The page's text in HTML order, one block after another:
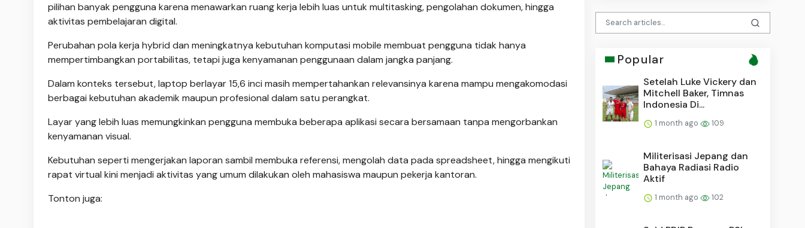
pilihan banyak pengguna karena menawarkan ruang kerja lebih luas untuk multitasking, pengolahan dokumen, hingga
aktivitas pembelajaran digital.
Perubahan pola kerja hybrid dan meningkatnya kebutuhan komputasi mobile membuat pengguna tidak hanya
mempertimbangkan portabilitas, tetapi juga kenyamanan penggunaan dalam jangka panjang.
Dalam konteks tersebut, laptop berlayar 15,6 inci masih mempertahankan relevansinya karena mampu mengakomodasi
berbagai kebutuhan akademik maupun profesional dalam satu perangkat.
Layar yang lebih luas memungkinkan pengguna membuka beberapa aplikasi secara bersamaan tanpa mengorbankan
kenyamanan visual.
Kebutuhan seperti mengerjakan laporan sambil membuka referensi, mengolah data pada spreadsheet, hingga mengikuti
rapat virtual kini menjadi aktivitas yang umum dilakukan oleh mahasiswa maupun pekerja kantoran.
Tonton juga:
Popular
Setelah Luke Vickery dan
Mitchell Baker, Timnas
Indonesia Di...
1 month ago 109
Militerisasi Jepang dan
Bahaya Radiasi Radio
Aktif
1 month ago 102